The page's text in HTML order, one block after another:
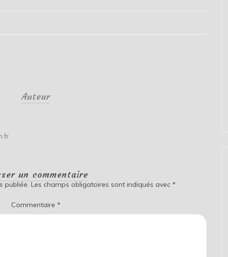
Auteur
un commentaire
publiée. Les champs obligatoires sont indiqués avec *
Commentaire *